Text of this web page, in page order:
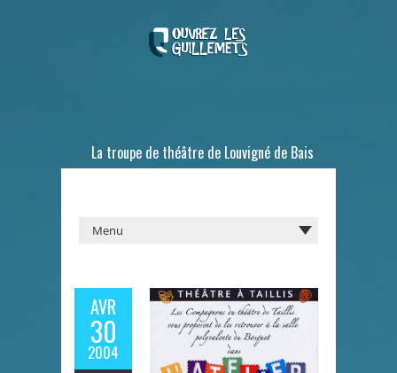
La troupe de théâtre de Louvigné de Bais
AVR
30
2004